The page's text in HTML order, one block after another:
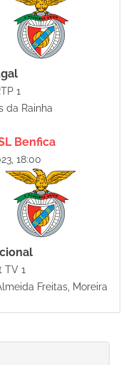
1
da Rainha
Benfica
18:00
TV 1
Freitas, Moreira